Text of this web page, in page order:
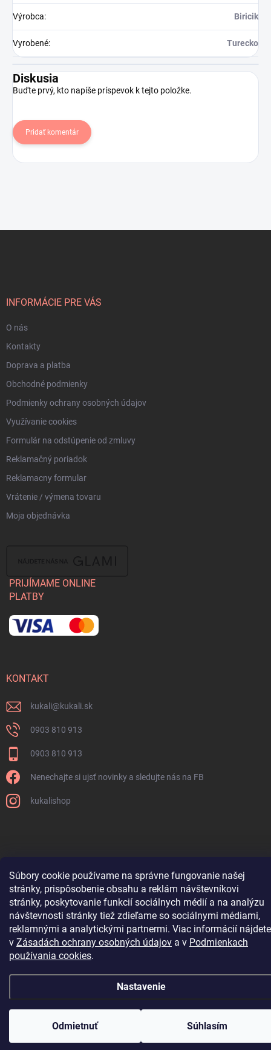
Súbory cookie používame na správne fungovanie našej
stránky, prispôsobenie obsahu a reklám návštevníkovi
stránky, poskytovanie funkcií sociálnych médií a na analýzu
návštevnosti stránky tiež zdieľame so sociálnymi médiami,
reklamnými a analytickými partnermi. Viac informácií nájdete
v Zásadách ochrany osobných údajov a v Podmienkach
používania cookies.
Nastavenie
Odmietnuť Súhlasím
Výrobca: Biricik
Vyrobené: Turecko
Diskusia
Buďte prvý, kto napíše príspevok k tejto položke.
Pridať komentár
INFORMÁCIE PRE VÁS
O nás
Kontakty
Doprava a platba
Obchodné podmienky
Podmienky ochrany osobných údajov
Využívanie cookies
Formulár na odstúpenie od zmluvy
Reklamačný poriadok
Reklamacny formular
Vrátenie / výmena tovaru
Moja objednávka
PRIJÍMAME ONLINE
PLATBY
KONTAKT
kukali@kukali.sk
0903 810 913
0903 810 913
Nenechajte si ujsť novinky a sledujte nás na FB
kukalishop
Vytvoril Shoptet
Copyright 2026
cookies